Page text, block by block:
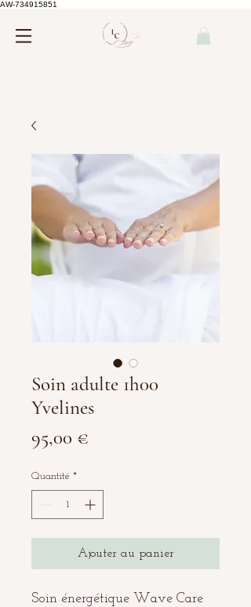
AW-734915851
Soin adulte 1h00
Yvelines
95,00 €
Quantité *
Ajouter au panier
Soin énergétique Wave Care